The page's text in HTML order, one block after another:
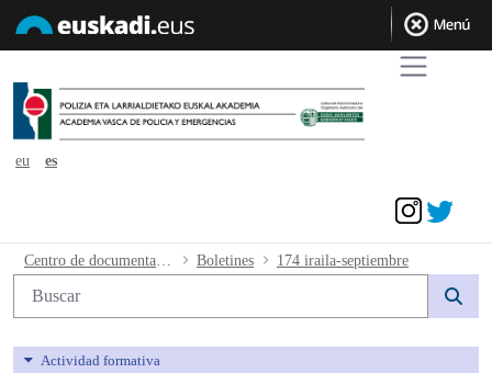
eu
es
174 iraila-septiembre - avpe
Boletines 174 iraila-septiembre
Búsqueda web
Actividad formativa